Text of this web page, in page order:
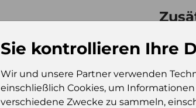
Sie kontrollieren Ihre
Wir und unsere Partner verwenden
einschließlich Cookies, um
verschiedene Zwecke zu sammeln,